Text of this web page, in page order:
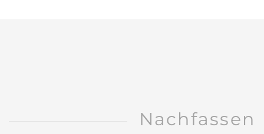
Nachfassen